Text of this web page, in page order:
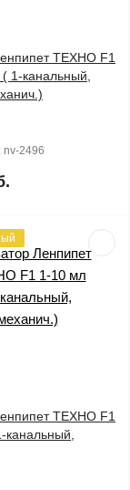
ТЕХНО F1
1-канальный,
nv-2496
ТЕХНО F1